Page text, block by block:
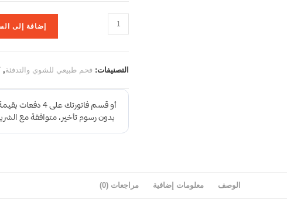
إضافة إلى
التصنيفات: فحم طبيعي للشوي والتدفئة,
الوصف معلومات إضافية مراجعات (0)